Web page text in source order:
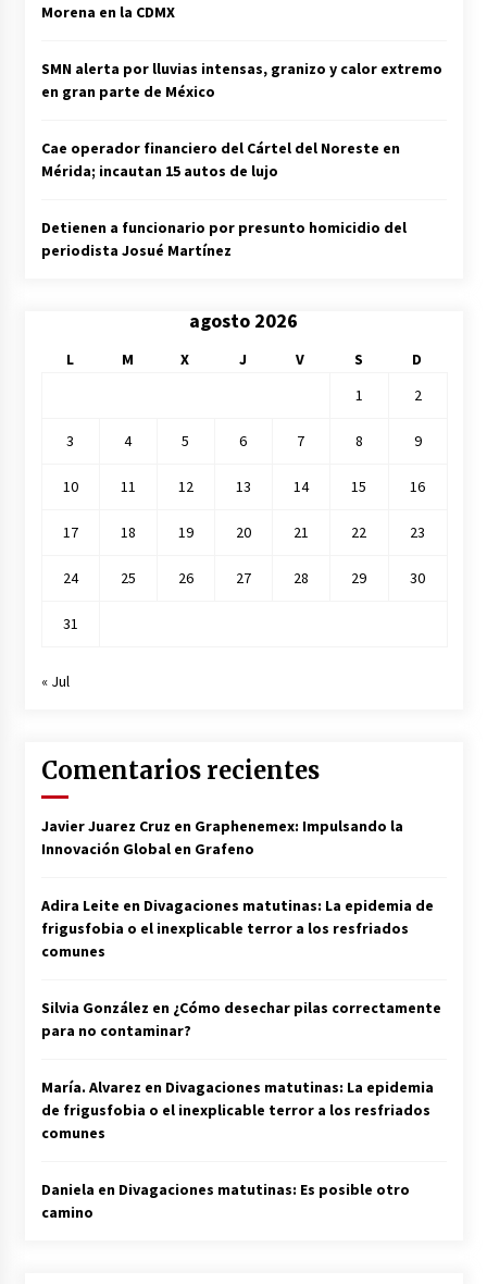
Morena en la CDMX
SMN alerta por lluvias intensas, granizo y calor extremo
en gran parte de México
Cae operador financiero del Cártel del Noreste en
Mérida; incautan 15 autos de lujo
Detienen a funcionario por presunto homicidio del
periodista Josué Martínez
agosto 2026
L M X J V S
D
1
2
3 4 5 6 7 8 9
10 11 12 13 14 15 16
17 18 19 20 21 22 23
24 25 26 27 28 29 30
31
« Jul
Comentarios recientes
Javier Juarez Cruz en Graphenemex: Impulsando la
Innovación Global en Grafeno
Adira Leite en Divagaciones matutinas: La epidemia de
frigusfobia o el inexplicable terror a los resfriados
comunes
Silvia González en ¿Cómo desechar pilas correctamente
para no contaminar?
María. Alvarez en Divagaciones matutinas: La epidemia
de frigusfobia o el inexplicable terror a los resfriados
comunes
Daniela en Divagaciones matutinas: Es posible otro
camino